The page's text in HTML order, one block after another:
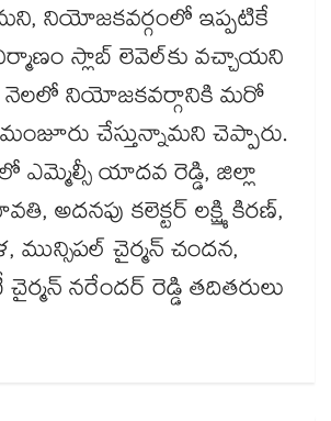
నియోజకవర్గంలో ఇప్పటికే
స్లాబ్ లెవెల్‌‌కు వచ్చాయని
నెలలో నియోజకవర్గానికి మరో
మంజూరు చేస్తున్నామని చెప్పారు.
ఎమ్మెల్సీ యాదవ రెడ్డి, జిల్లా
అదనపు కలెక్టర్ లక్ష్మి కిరణ్,
మున్సిపల్ చైర్మన్ చందన,
నరేందర్ రెడ్డి తదితరులు